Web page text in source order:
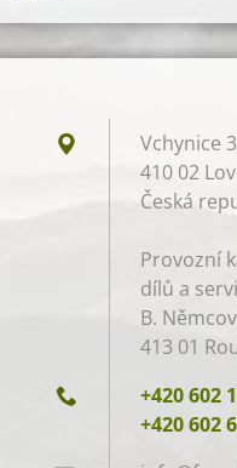
Vchynice
410 02
Česká
Provozní
dílů a
B.
413 01
+420 602
+420 602